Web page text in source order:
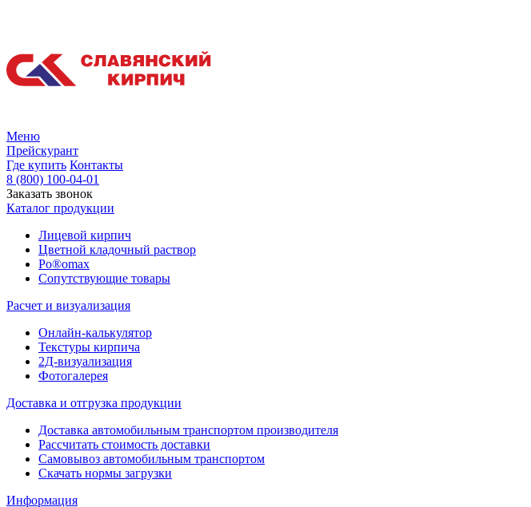
Меню
Прейскурант
Где купить Контакты
8 (800) 100-04-01
Заказать звонок
Каталог продукции
Лицевой кирпич
Цветной кладочный раствор
Po®omax
Сопутствующие товары
Расчет и визуализация
Онлайн-калькулятор
Текстуры кирпича
2Д-визуализация
Фотогалерея
Доставка и отгрузка продукции
Доставка автомобильным транспортом производителя
Рассчитать стоимость доставки
Самовывоз автомобильным транспортом
Скачать нормы загрузки
Информация